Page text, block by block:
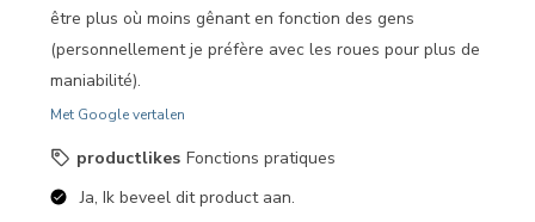
être plus où moins gênant en fonction des gens
(personnellement je préfère avec les roues pour plus de
maniabilité).
Met Google vertalen
productlikes Fonctions pratiques
Ja, Ik beveel dit product aan.